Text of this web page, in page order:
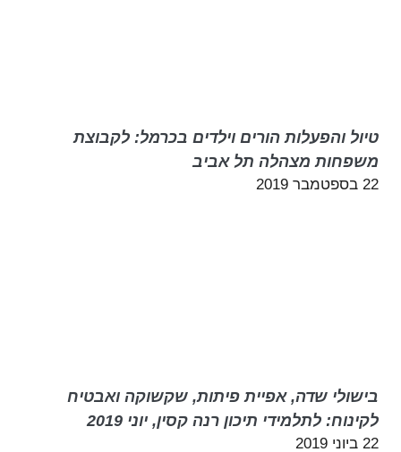
טיול והפעלות הורים וילדים בכרמל: לקבוצת
משפחות מצהלה תל אביב
22 בספטמבר 2019
בישולי שדה, אפיית פיתות, שקשוקה ואבטיח
לקינוח: לתלמידי תיכון רנה קסין, יוני 2019
22 ביוני 2019